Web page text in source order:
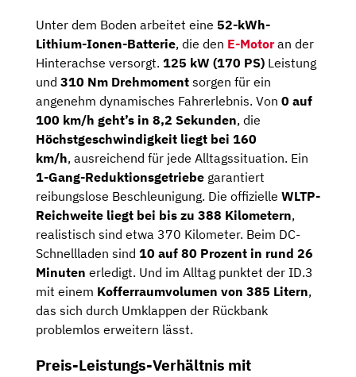
Unter dem Boden arbeitet eine 52-kWh-
Lithium-Ionen-Batterie, die den E-Motor an der
Hinterachse versorgt. 125 kW (170 PS) Leistung
und 310 Nm Drehmoment sorgen für ein
angenehm dynamisches Fahrerlebnis. Von 0 auf
100 km/h geht’s in 8,2 Sekunden, die
Höchstgeschwindigkeit liegt bei 160
km/h, ausreichend für jede Alltagssituation. Ein
1-Gang-Reduktionsgetriebe garantiert
reibungslose Beschleunigung. Die offizielle WLTP-
Reichweite liegt bei bis zu 388 Kilometern,
realistisch sind etwa 370 Kilometer. Beim DC-
Schnellladen sind 10 auf 80 Prozent in rund 26
Minuten erledigt. Und im Alltag punktet der ID.3
mit einem Kofferraumvolumen von 385 Litern,
das sich durch Umklappen der Rückbank
problemlos erweitern lässt.
Preis-Leistungs-Verhältnis mit